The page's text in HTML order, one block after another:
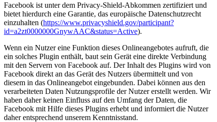
Facebook ist unter dem Privacy-Shield-Abkommen zertifiziert und
bietet hierdurch eine Garantie, das europäische Datenschutzrecht
einzuhalten (https://www.privacyshield.gov/participant?
id=a2zt0000000GnywAAC&status=Active).
Wenn ein Nutzer eine Funktion dieses Onlineangebotes aufruft, die
ein solches Plugin enthält, baut sein Gerät eine direkte Verbindung
mit den Servern von Facebook auf. Der Inhalt des Plugins wird von
Facebook direkt an das Gerät des Nutzers übermittelt und von
diesem in das Onlineangebot eingebunden. Dabei können aus den
verarbeiteten Daten Nutzungsprofile der Nutzer erstellt werden. Wir
haben daher keinen Einfluss auf den Umfang der Daten, die
Facebook mit Hilfe dieses Plugins erhebt und informiert die Nutzer
daher entsprechend unserem Kenntnisstand.